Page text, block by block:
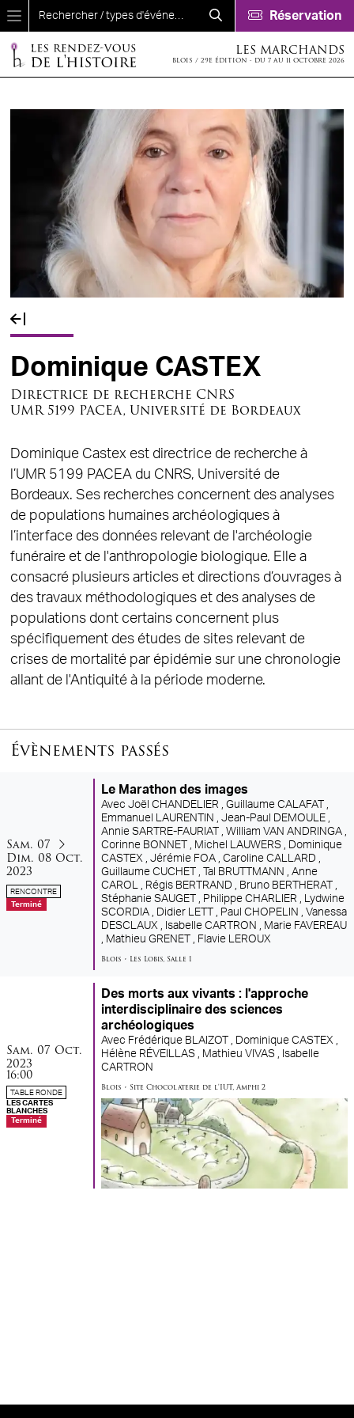
Aller au contenu principal
Réservation
LES MARCHANDS
BLOIS / 29E ÉDITION - DU 7 AU 11 OCTOBRE 2026
Fil d'Ariane
Dominique CASTEX
Directrice de recherche CNRS
UMR 5199 PACEA, Université de Bordeaux
Dominique Castex est directrice de recherche à
l’UMR 5199 PACEA du CNRS, Université de
Bordeaux. Ses recherches concernent des analyses
de populations humaines archéologiques à
l’interface des données relevant de l'archéologie
funéraire et de l'anthropologie biologique. Elle a
consacré plusieurs articles et directions d’ouvrages à
des travaux méthodologiques et des analyses de
populations dont certains concernent plus
spécifiquement des études de sites relevant de
crises de mortalité par épidémie sur une chronologie
allant de l'Antiquité à la période moderne.
Évènements passés
du
samedi
Sam. 07
dimanche
Dim. 08 octobre
Oct.
2023
RENCONTRE
Terminé
Le Marathon des images
Avec Joël CHANDELIER , Guillaume CALAFAT ,
Emmanuel LAURENTIN , Jean-Paul DEMOULE ,
Annie SARTRE-FAURIAT , William VAN ANDRINGA ,
Corinne BONNET , Michel LAUWERS , Dominique
CASTEX , Jérémie FOA , Caroline CALLARD ,
Guillaume CUCHET ,
Tal BRUTTMANN , Anne
CAROL , Régis BERTRAND , Bruno BERTHERAT ,
Stéphanie SAUGET , Philippe CHARLIER , Lydwine
SCORDIA , Didier LETT , Paul CHOPELIN , Vanessa
DESCLAUX , Isabelle CARTRON , Marie FAVEREAU
, Mathieu GRENET , Flavie LEROUX
Blois • Les Lobis, Salle 1
samedi
Sam. 07 octobre
Oct.
2023
16:00
TABLE RONDE
LES CARTES
BLANCHES
Terminé
Des morts aux vivants : l'approche
interdisciplinaire des sciences
archéologiques
Avec Frédérique BLAIZOT , Dominique CASTEX ,
Hélène RÉVEILLAS , Mathieu VIVAS , Isabelle
CARTRON
Blois • Site Chocolaterie de l'IUT, Amphi 2